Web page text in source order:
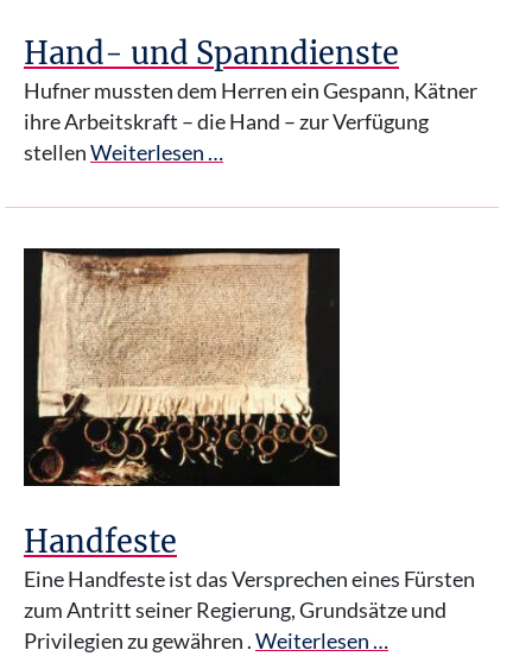
Hand- und Spanndienste
Hufner mussten dem Herren ein Gespann, Kätner
ihre Arbeitskraft – die Hand – zur Verfügung
stellenWeiterlesen …
Handfeste
Eine Handfeste ist das Versprechen eines Fürsten
zum Antritt seiner Regierung, Grundsätze und
Privilegien zu gewähren .Weiterlesen …